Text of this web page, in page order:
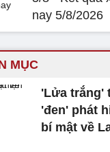
nay 5/8/2026
MỤC
'Lửa trắng'
'đen' phát
bí mật về